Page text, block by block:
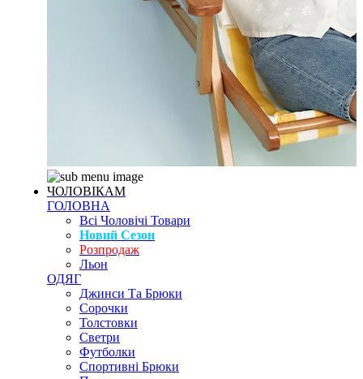
ЧОЛОВІКАМ
ГОЛОВНА
Всі Чоловічі Товари
Новий Сезон
Розпродаж
Льон
ОДЯГ
Джинси Та Брюки
Сорочки
Толстовки
Светри
Футболки
Спортивні Брюки